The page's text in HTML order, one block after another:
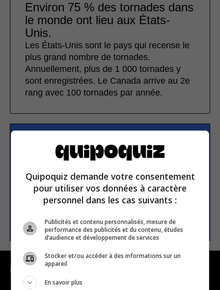
Environ 75 % des tornades dans
le monde ont lieu aux États-
Unis.
Les États-Unis sont le pays qui recense le
plus grand nombre de tornades.
Annuellement, plus de 1 000 tornades y
sont enregistrées. Le Canada arrive au 2e
rang avec 100 tornades par année.
S’inscrire à la newsletter
E-mail
S’INSCRIRE
NAVIGATION
Quipoquiz demande votre consentement
pour utiliser vos données à caractère
personnel dans les cas suivants :
Publicités et contenu personnalisés, mesure de
performance des publicités et du contenu, études
d’audience et développement de services
Stocker et/ou accéder à des informations sur un
appareil
En savoir plus